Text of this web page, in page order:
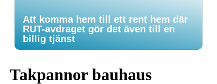
Att komma hem till ett rent hem där
RUT-avdraget gör det även till en
billig tjänst
Takpannor bauhaus